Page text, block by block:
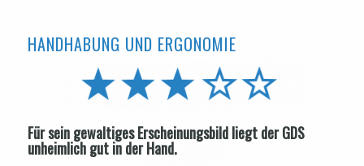
HANDHABUNG UND ERGONOMIE
Für sein gewaltiges Erscheinungsbild liegt der GDS
unheimlich gut in der Hand.